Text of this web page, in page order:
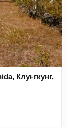
Клунгкунг,